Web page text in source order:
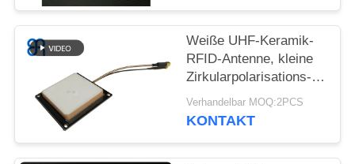
FORDERN
SIE
ZITAT
SITEMAP
Weiße UHF-Keramik-
RFID-Antenne, kleine
Zirkularpolarisations-
2dBic-RFID-UHF-
Leseantenne
Verhandelbar MOQ:2PCS
KONTAKT